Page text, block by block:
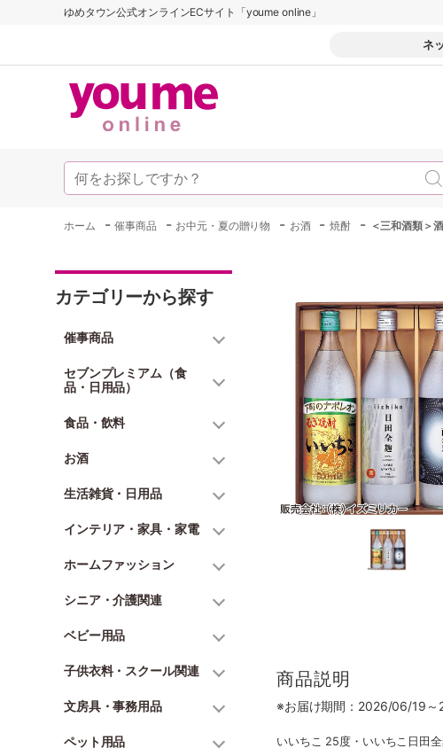
ゆめタウン公式オンラインECサイト「youme online」
ネ
ホーム -催事商品 - お中元・夏の贈り物 - お酒 -焼酎 - ＜三和酒類＞
カテゴリーから探す
催事商品
セブンプレミアム（食
品・日用品）
食品・飲料
お酒
生活雑貨・日用品
インテリア・家具・家電
ホームファッション
シニア・介護関連
ベビー用品
子供衣料・スクール関連
文房具・事務用品
ペット用品
商品説明
※お届け期間：2026/06/19
いいちこ 25度・いいちこ日田